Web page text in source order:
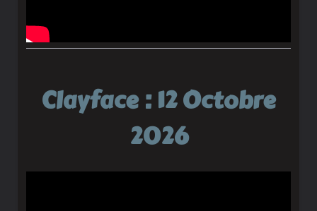
Clayface : 12 Octobre
2026